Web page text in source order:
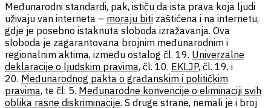
Međunarodni standardi, pak, ističu da ista prava koja ljudi
uživaju van interneta – moraju biti zaštićena i na internetu,
gdje je posebno istaknuta sloboda izražavanja. Ova
sloboda je zagarantovana brojnim međunarodnim i
regionalnim aktima, između ostalog čl. 19. Univerzalne
deklaracije o ljudskim pravima, čl. 10. EKLJP, čl. 19. i
20. Međunarodnog pakta o građanskim i političkim
pravima, te čl. 5. Međunarodne konvencije o eliminaciji svih
oblika rasne diskriminacije. S druge strane, nemali je i broj